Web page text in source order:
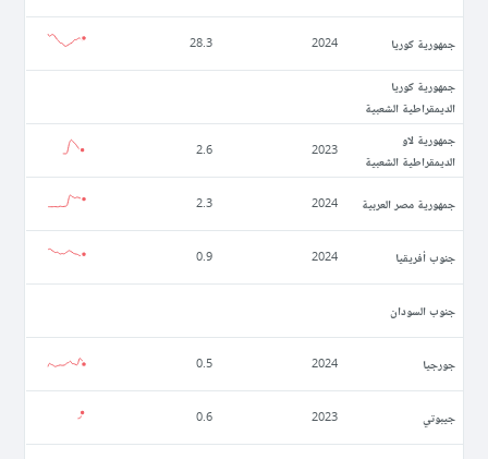
جمهورية كوريا 2024
28.3
جمهورية كوريا
الديمقراطية الشعبية
جمهورية لاو
الديمقراطية الشعبية
2023
2.6
جمهورية مصر العربية 2024
2.3
جنوب أفريقيا 2024
0.9
جنوب السودان
جورجيا 2024
0.5
جيبوتي 2023
0.6